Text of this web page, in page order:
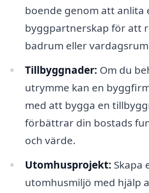
boende genom att anlita
byggpartnerskap för att
badrum eller
Tillbyggnader: Om du
utrymme kan en
med att bygga en
förbättrar din bostads
och värde.
Utomhusprojekt: Skapa
utomhusmiljö med hjälp